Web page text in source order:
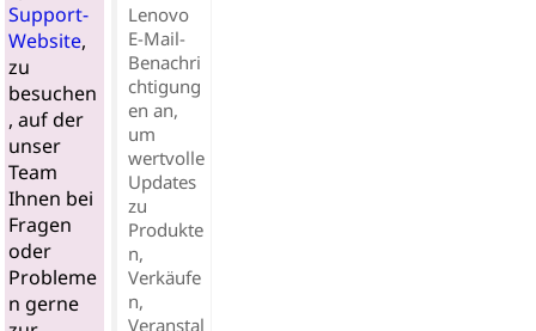
Support-
Website,
zu
besuchen
, auf der
unser
Team
Ihnen bei
Fragen
oder
Probleme
n gerne
Lenovo
E-Mail-
Benachri
chtigung
en an,
um
wertvolle
Updates
zu
Produkte
n,
Verkäufe
n,
Veranstal